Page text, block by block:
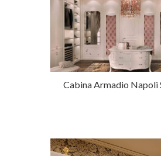
Cabina Armadio Napoli